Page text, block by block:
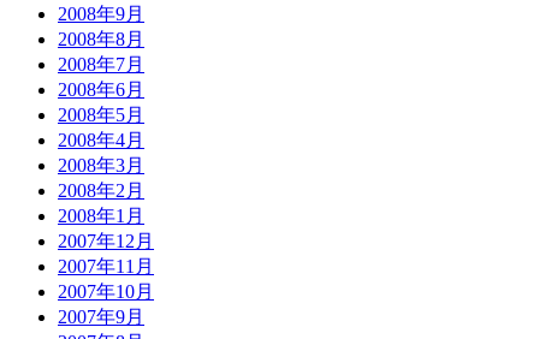
2008年9月
2008年8月
2008年7月
2008年6月
2008年5月
2008年4月
2008年3月
2008年2月
2008年1月
2007年12月
2007年11月
2007年10月
2007年9月